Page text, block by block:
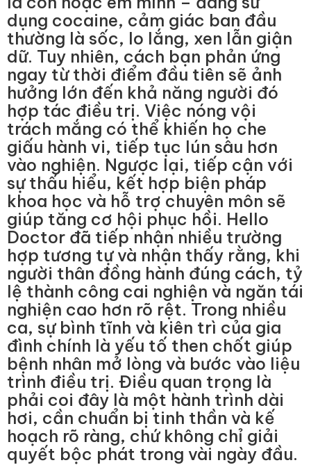
dụng cocaine, cảm giác ban đầu
thường là sốc, lo lắng, xen lẫn giận
dữ. Tuy nhiên, cách bạn phản ứng
ngay từ thời điểm đầu tiên sẽ ảnh
hưởng lớn đến khả năng người đó
hợp tác điều trị. Việc nóng vội
trách mắng có thể khiến họ che
giấu hành vi, tiếp tục lún sâu hơn
vào nghiện. Ngược lại, tiếp cận với
sự thấu hiểu, kết hợp biện pháp
khoa học và hỗ trợ chuyên môn sẽ
giúp tăng cơ hội phục hồi. Hello
Doctor đã tiếp nhận nhiều trường
hợp tương tự và nhận thấy rằng, khi
người thân đồng hành đúng cách, tỷ
lệ thành công cai nghiện và ngăn tái
nghiện cao hơn rõ rệt. Trong nhiều
ca, sự bình tĩnh và kiên trì của gia
đình chính là yếu tố then chốt giúp
bệnh nhân mở lòng và bước vào liệu
trình điều trị. Điều quan trọng là
phải coi đây là một hành trình dài
hơi, cần chuẩn bị tinh thần và kế
hoạch rõ ràng, chứ không chỉ giải
quyết bộc phát trong vài ngày đầu.